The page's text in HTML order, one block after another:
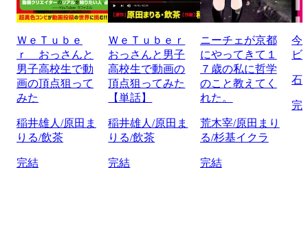
ＷｅＴｕｂｅ
ｒ おっさんと
男子高校生で動
画の頂点狙って
みた
稲井雄人/原田ま
りる/飲茶
完結
ＷｅＴｕｂｅｒ
おっさんと男子
高校生で動画の
頂点狙ってみた
【単話】
稲井雄人/原田ま
りる/飲茶
完結
ニーチェが京都
にやってきて１
７歳の私に哲学
のこと教えてく
れた。
荒木宰/原田まり
る/杉基イクラ
完結
今
ビ
石
完